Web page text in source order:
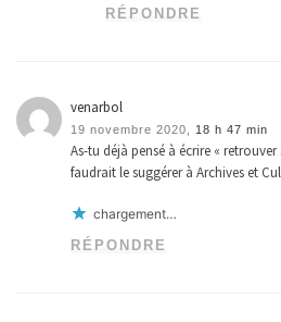
RÉPONDRE
venarbol
19 novembre 2020, 18 h 47 min
As-tu déjà pensé à écrire « retrouver
faudrait le suggérer à Archives et
chargement…
RÉPONDRE